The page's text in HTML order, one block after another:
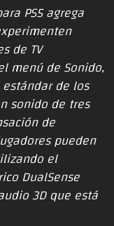
PS5 agrega
de TV
menú de Sonido,
de los
sonido de tres
de
pueden
el
DualSense
3D que está